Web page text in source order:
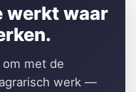
werkt waar
met de
werk —